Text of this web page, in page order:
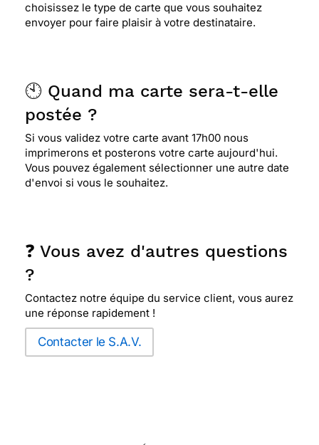
choisissez le type de carte que vous souhaitez
envoyer pour faire plaisir à votre destinataire.
🕙 Quand ma carte sera-t-elle
postée ?
Si vous validez votre carte avant 17h00 nous
imprimerons et posterons votre carte aujourd'hui.
Vous pouvez également sélectionner une autre date
d'envoi si vous le souhaitez.
❓ Vous avez d'autres questions
?
Contactez notre équipe du service client, vous aurez
une réponse rapidement !
Contacter le S.A.V.